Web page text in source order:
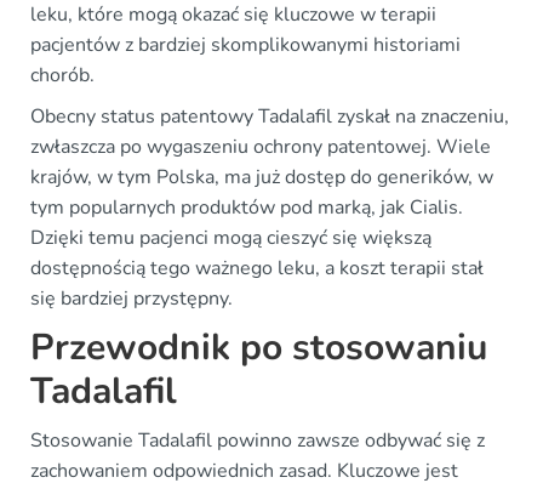
leku, które mogą okazać się kluczowe w terapii
pacjentów z bardziej skomplikowanymi historiami
chorób.
Obecny status patentowy Tadalafil zyskał na znaczeniu,
zwłaszcza po wygaszeniu ochrony patentowej. Wiele
krajów, w tym Polska, ma już dostęp do generików, w
tym popularnych produktów pod marką, jak Cialis.
Dzięki temu pacjenci mogą cieszyć się większą
dostępnością tego ważnego leku, a koszt terapii stał
się bardziej przystępny.
Przewodnik po stosowaniu
Tadalafil
Stosowanie Tadalafil powinno zawsze odbywać się z
zachowaniem odpowiednich zasad. Kluczowe jest